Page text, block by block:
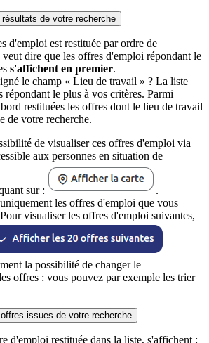
de votre recherche
d'emploi est restituée par ordre de
dire que les offres d'emploi répondant le
s'affichent en premier.
le champ « Lieu de travail » ? La liste
répondant le plus à vos critères. Parmi
restituées les offres dont le lieu de travail
de votre recherche.
de visualiser ces offres d'emploi via
aux personnes en situation de
sur :
.
les offres d'emploi que vous
visualiser les offres d'emploi suivantes,
la possibilité de changer le
offres : vous pouvez par exemple les trier
issues de votre recherche
d'emploi restituée dans la liste, s'affichent :